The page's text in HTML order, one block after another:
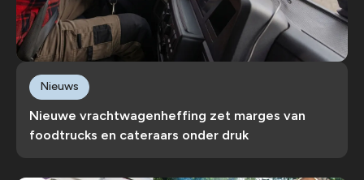
Nieuwe vrachtwagenheffing zet marges van
foodtrucks en cateraars onder druk
Nieuws